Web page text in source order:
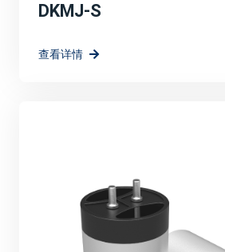
宸瑞科技在薄膜电容器领域的长远
宸瑞科技积极响应全球能源转型和
动绿色能源的发展。公司将继续秉
为客户提供更加环保、高效的能源
贡献一份力量。
DKMJ-S
查看详情